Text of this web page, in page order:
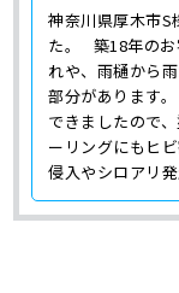
神奈川県厚木市S
た。 築18年のお
れや、雨樋から
部分があります
できましたので
ーリングにもヒ
侵入やシロアリ